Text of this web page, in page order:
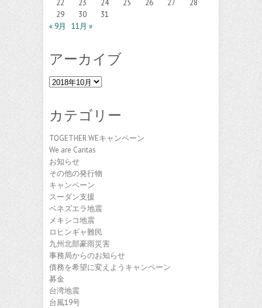
22
23 24 25 26 27
28
29
30
31
« 9月
11月 »
アーカイブ
ア
イ
カテゴリー
TOGETHER WEキャンペーン
We are Caritas
お知らせ
その他の発行物
キャンペーン
スーダン支援
ベネズエラ地震
メキシコ地震
ロヒンギャ難民
九州北部豪雨災害
事務局からのお知らせ
債務を希望に変えようキャンペーン
募金
台湾地震
台風19号